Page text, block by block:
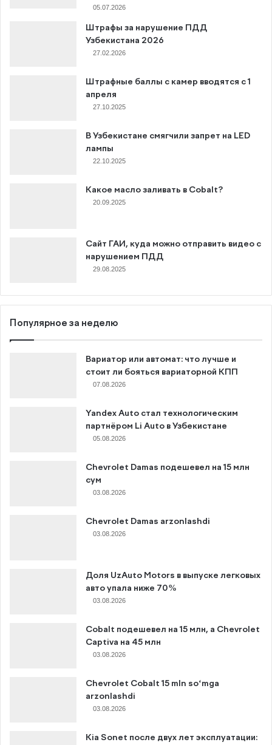
05.07.2026
Штрафы за нарушение ПДД
Узбекистана 2026
27.02.2026
Штрафные баллы с камер вводятся с 1
апреля
27.10.2025
В Узбекистане смягчили запрет на LED
лампы
22.10.2025
Какое масло заливать в Cobalt?
20.09.2025
Сайт ГАИ, куда можно отправить видео с
нарушением ПДД
29.08.2025
Популярное за неделю
Вариатор или автомат: что лучше и
стоит ли бояться вариаторной КПП
07.08.2026
Yandex Auto стал технологическим
партнёром Li Auto в Узбекистане
05.08.2026
Chevrolet Damas подешевел на 15 млн
сум
03.08.2026
Chevrolet Damas arzonlashdi
03.08.2026
Доля UzAuto Motors в выпуске легковых
авто упала ниже 70%
03.08.2026
Cobalt подешевел на 15 млн, а Chevrolet
Captiva на 45 млн
03.08.2026
Chevrolet Cobalt 15 mln so‘mga
arzonlashdi
03.08.2026
Kia Sonet после двух лет эксплуатации: